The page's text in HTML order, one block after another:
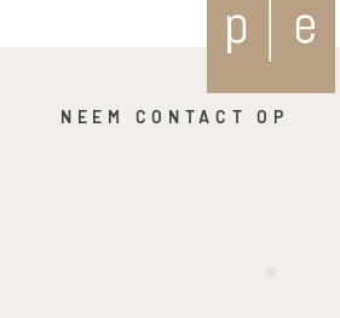
NEEM CONTACT OP